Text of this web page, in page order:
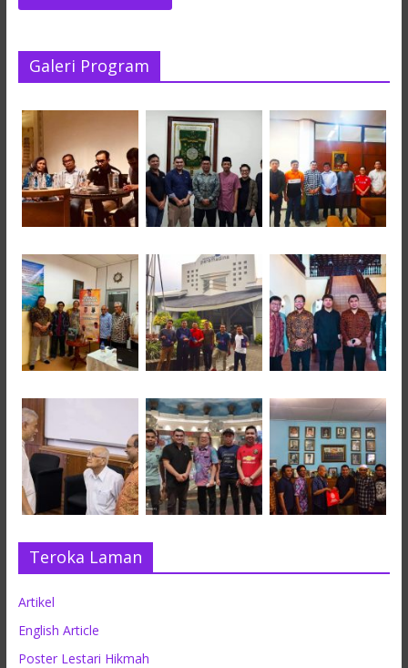
Galeri Program
Teroka Laman
Artikel
English Article
Poster Lestari Hikmah